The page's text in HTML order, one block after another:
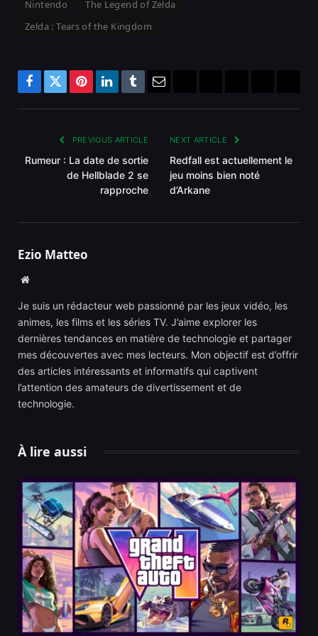
Nintendo
The Legend of Zelda
Zelda : Tears of the Kingdom
Facebook
TwitterPinterestLinkedInTumblrEmail
PREVIOUS ARTICLE
Rumeur : La date de sortie
de Hellblade 2 se
rapproche
NEXT ARTICLE
Redfall est actuellement le
jeu moins bien noté
d’Arkane
Ezio Matteo
Website
Je suis un rédacteur web passionné par les jeux vidéo, les
animes, les films et les séries TV. J’aime explorer les
dernières tendances en matière de technologie et partager
mes découvertes avec mes lecteurs. Mon objectif est d’offrir
des articles intéressants et informatifs qui captivent
l’attention des amateurs de divertissement et de
technologie.
À lire aussi